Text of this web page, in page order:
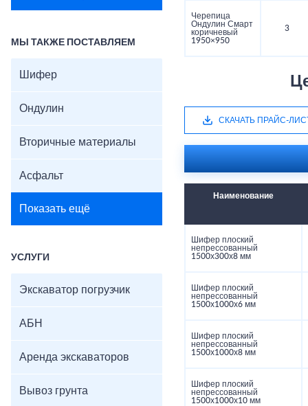
МЫ ТАКЖЕ ПОСТАВЛЯЕМ
Шифер
Ондулин
Вторичные материалы
Асфальт
Показать ещё
УСЛУГИ
Экскаватор погрузчик
АБН
Аренда экскаваторов
Вывоз грунта
Черепица
Ондулин Смарт
коричневый
1950×950
3
СКАЧАТЬ ПРАЙС-
Наименование
Шифер плоский
непрессованный
1500х300х8 мм
Шифер плоский
непрессованный
1500х1000х6 мм
Шифер плоский
непрессованный
1500х1000х8 мм
Шифер плоский
непрессованный
1500х1000х10 мм